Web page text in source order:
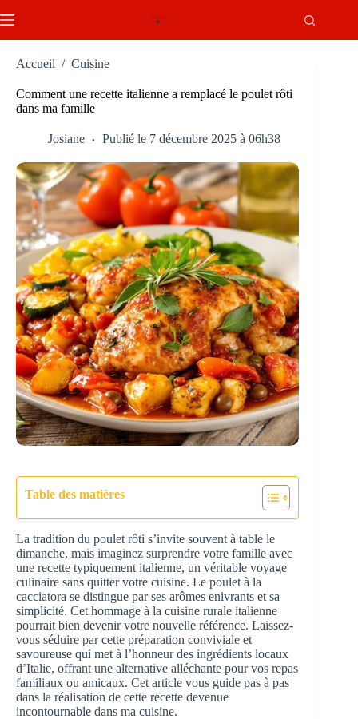
au
Accueil / Cuisine
Comment une recette italienne a remplacé le poulet rôti
dans ma famille
Josiane Publié le 7 décembre 2025 à 06h38
Table des matières
La tradition du poulet rôti s’invite souvent à table le
dimanche, mais imaginez surprendre votre famille avec
une recette typiquement italienne, un véritable voyage
culinaire sans quitter votre cuisine. Le poulet à la
cacciatora se distingue par ses arômes enivrants et sa
simplicité. Cet hommage à la cuisine rurale italienne
pourrait bien devenir votre nouvelle référence. Laissez-
vous séduire par cette préparation conviviale et
savoureuse qui met à l’honneur des ingrédients locaux
d’Italie, offrant une alternative alléchante pour vos repas
familiaux ou amicaux. Cet article vous guide pas à pas
dans la réalisation de cette recette devenue
incontournable dans ma cuisine.